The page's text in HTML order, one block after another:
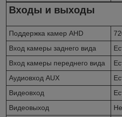
Входы и выходы
Поддержка камер AHD
Вход камеры заднего вида
Вход камеры переднего вида
Аудиовход AUX
Видеовход
Видеовыход